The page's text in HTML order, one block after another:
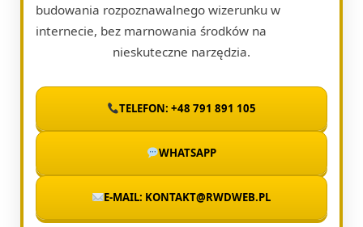
budowania rozpoznawalnego wizerunku w
internecie, bez marnowania środków na
nieskuteczne narzędzia.
TELEFON: +48 791 891 105
WHATSAPP
E-MAIL: KONTAKT@RWDWEB.PL